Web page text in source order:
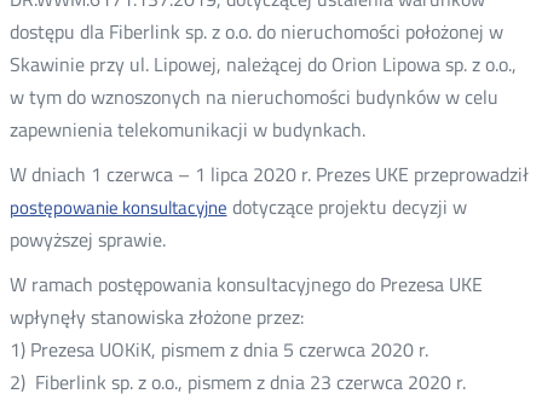
dostępu dla Fiberlink sp. z o.o. do nieruchomości położonej w
Skawinie przy ul. Lipowej, należącej do Orion Lipowa sp. z o.o.,
w tym do wznoszonych na nieruchomości budynków w celu
zapewnienia telekomunikacji w budynkach.
W dniach 1 czerwca – 1 lipca 2020 r. Prezes UKE przeprowadził
postępowanie konsultacyjne dotyczące projektu decyzji w
powyższej sprawie.
W ramach postępowania konsultacyjnego do Prezesa UKE
wpłynęły stanowiska złożone przez:
1) Prezesa UOKiK, pismem z dnia 5 czerwca 2020 r.
2) Fiberlink sp. z o.o., pismem z dnia 23 czerwca 2020 r.